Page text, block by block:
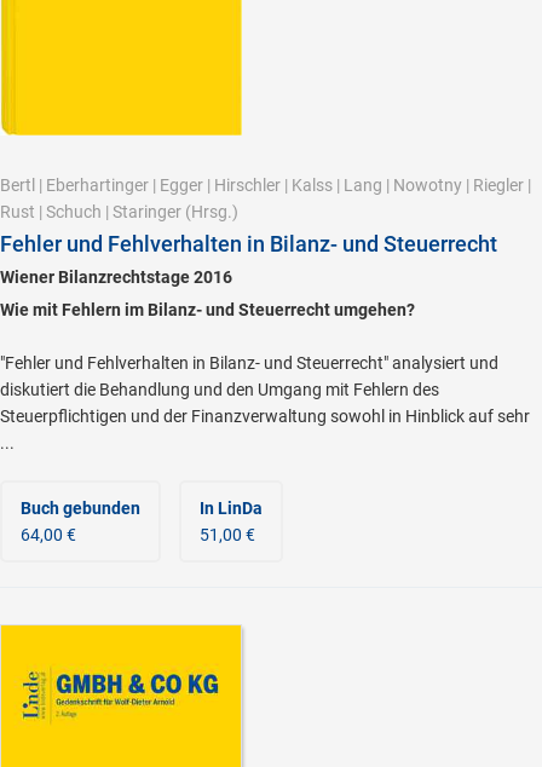
Bertl | Eberhartinger | Egger | Hirschler | Kalss | Lang | Nowotny | Riegler |
Rust | Schuch | Staringer (Hrsg.)
Fehler und Fehlverhalten in Bilanz- und Steuerrecht
Wiener Bilanzrechtstage 2016
Wie mit Fehlern im Bilanz- und Steuerrecht umgehen?
"Fehler und Fehlverhalten in Bilanz- und Steuerrecht" analysiert und
diskutiert die Behandlung und den Umgang mit Fehlern des
Steuerpflichtigen und der Finanzverwaltung sowohl in Hinblick auf sehr
...
Buch gebunden
64,00 €
In LinDa
51,00 €